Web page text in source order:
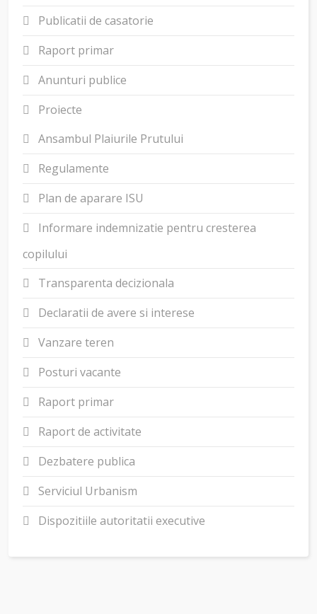
Publicatii de casatorie
Raport primar
Anunturi publice
Proiecte
Ansambul Plaiurile Prutului
Regulamente
Plan de aparare ISU
Informare indemnizatie pentru cresterea
copilului
Transparenta decizionala
Declaratii de avere si interese
Vanzare teren
Posturi vacante
Raport primar
Raport de activitate
Dezbatere publica
Serviciul Urbanism
Dispozitiile autoritatii executive